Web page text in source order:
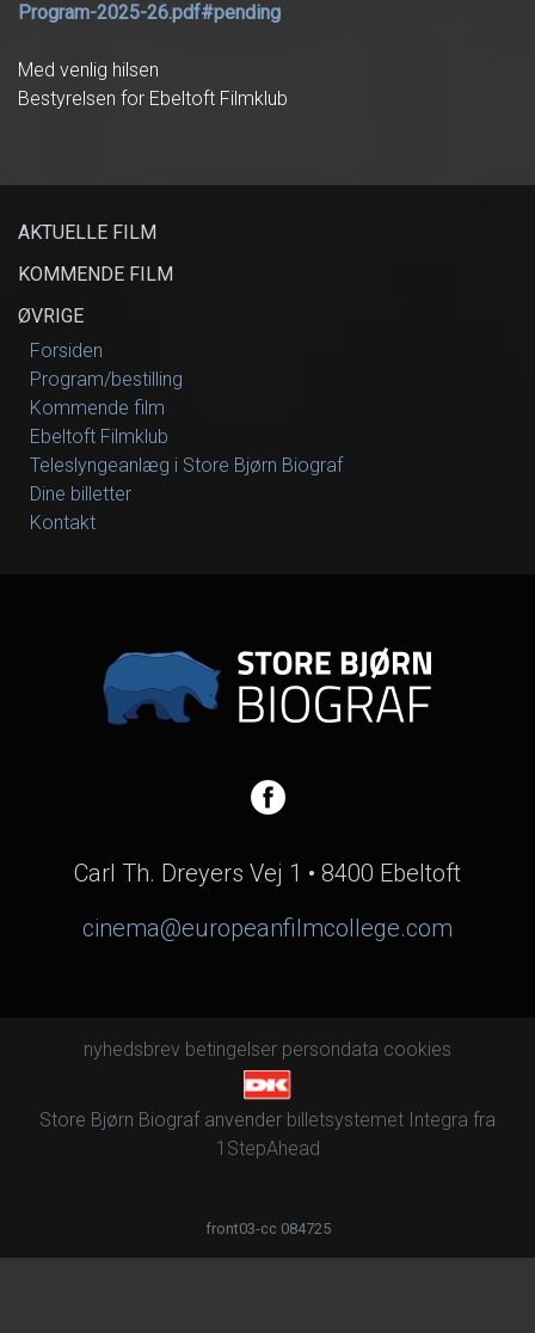
Program-2025-26.pdf#pending
Med venlig hilsen
Bestyrelsen for Ebeltoft Filmklub
AKTUELLE FILM
KOMMENDE FILM
ØVRIGE
Forsiden
Program/bestilling
Kommende film
Ebeltoft Filmklub
Teleslyngeanlæg i Store Bjørn Biograf
Dine billetter
Kontakt
Carl Th. Dreyers Vej 1 • 8400 Ebeltoft
cinema@europeanfilmcollege.com
nyhedsbrev betingelser persondata cookies
Store Bjørn Biograf anvender billetsystemet Integra fra
1StepAhead
front03-cc 084725